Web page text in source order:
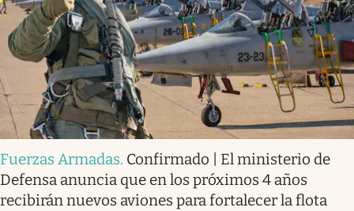
Fuerzas Armadas. Confirmado | El ministerio de
Defensa anuncia que en los próximos 4 años
recibirán nuevos aviones para fortalecer la flota